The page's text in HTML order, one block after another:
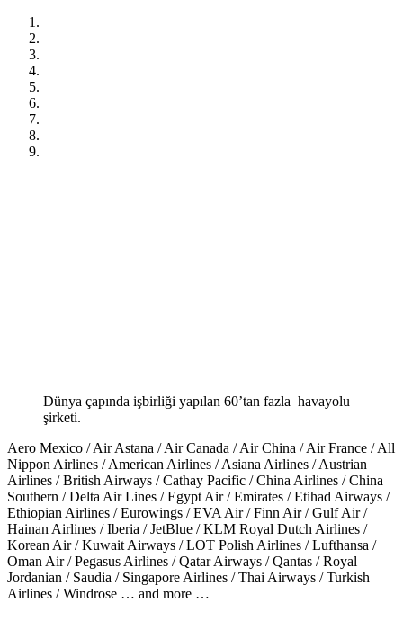
Dünya çapında işbirliği yapılan 60’tan fazla havayolu
şirketi.
Aero Mexico / Air Astana / Air Canada / Air China / Air France / All
Nippon Airlines / American Airlines / Asiana Airlines / Austrian
Airlines / British Airways / Cathay Pacific / China Airlines / China
Southern / Delta Air Lines / Egypt Air / Emirates / Etihad Airways /
Ethiopian Airlines / Eurowings / EVA Air / Finn Air / Gulf Air /
Hainan Airlines / Iberia / JetBlue / KLM Royal Dutch Airlines /
Korean Air / Kuwait Airways / LOT Polish Airlines / Lufthansa /
Oman Air / Pegasus Airlines / Qatar Airways / Qantas / Royal
Jordanian / Saudia / Singapore Airlines / Thai Airways / Turkish
Airlines / Windrose … and more …